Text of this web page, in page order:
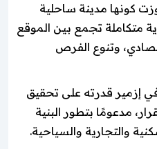
كونها مدينة ساحلية
متكاملة تجمع بين الموقع
وتنوع الفرص
في إزمير قدرته على تحقيق
مدعومًا بتطور البنية
والتجارية والسياحية.